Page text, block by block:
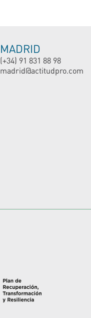
MADRID
(+34) 91 831 88 98
madrid@actitudpro.com